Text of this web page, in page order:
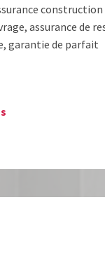
construction
assurance de
garantie de parfait